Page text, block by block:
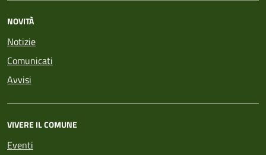
NOVITÀ
Notizie
Comunicati
Avvisi
VIVERE IL COMUNE
Eventi